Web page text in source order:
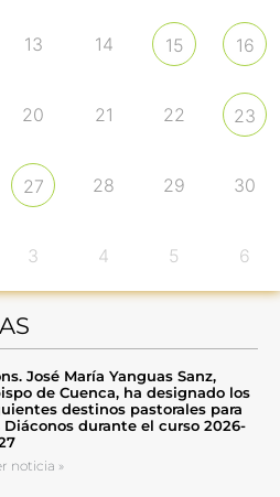
13 14 15 16
20 21 22 23
27 28 29 30
3 4 5 6
José María Yanguas Sanz,
de Cuenca, ha designado los
destinos pastorales para
Diáconos durante el curso 2026-
noticia »